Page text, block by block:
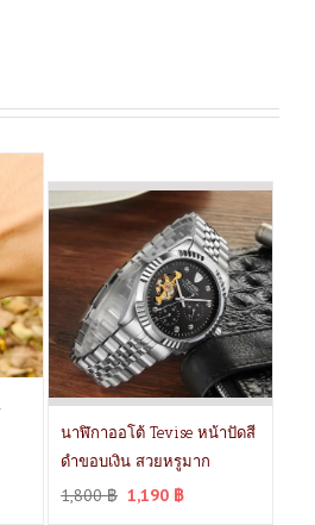
นาฬิกาออโต้ Tevise หน้าปัดสี
ดำขอบเงิน สวยหรูมาก
1,800฿ 1,190 ฿